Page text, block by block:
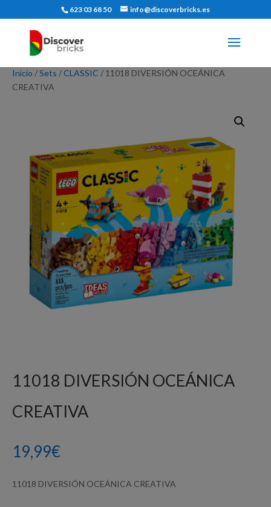
623 03 68 50 info@discoverbricks.es
Inicio /Sets /CLASSIC / 11018 DIVERSIÓN OCEÁNICA
CREATIVA
11018 DIVERSIÓN OCEÁNICA
CREATIVA
19,99€
11018 DIVERSIÓN OCEÁNICA CREATIVA